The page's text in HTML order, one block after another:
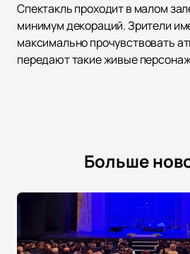
Спектакль проходит в малом
минимум декораций. Зрители
максимально прочувствовать
передают такие живые
Больше